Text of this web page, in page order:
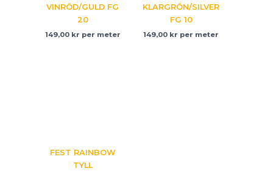
VINRÖD/GULD FG
20
149,00 kr per meter
KLARGRÖN/SILVER
FG 10
149,00 kr per meter
FEST RAINBOW
TYLL